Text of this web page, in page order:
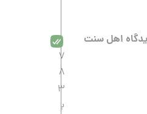
اهل سنت
7
8
3
ب